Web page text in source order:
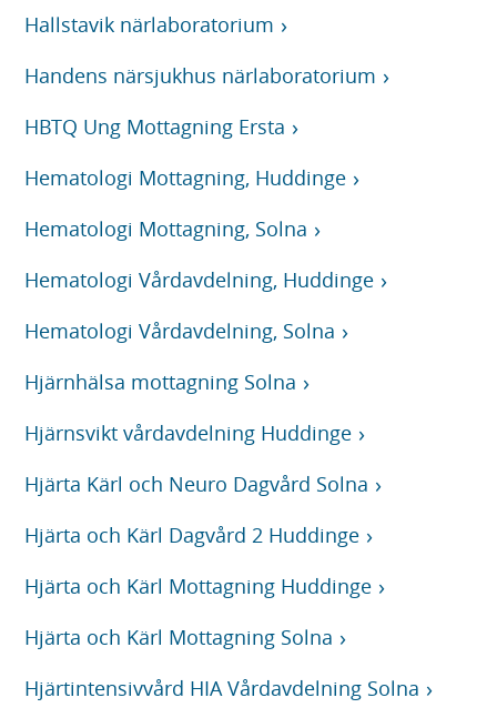
Hallstavik närlaboratorium
Handens närsjukhus närlaboratorium
HBTQ Ung Mottagning Ersta
Hematologi Mottagning, Huddinge
Hematologi Mottagning, Solna
Hematologi Vårdavdelning, Huddinge
Hematologi Vårdavdelning, Solna
Hjärnhälsa mottagning Solna
Hjärnsvikt vårdavdelning Huddinge
Hjärta Kärl och Neuro Dagvård Solna
Hjärta och Kärl Dagvård 2 Huddinge
Hjärta och Kärl Mottagning Huddinge
Hjärta och Kärl Mottagning Solna
Hjärtintensivvård HIA Vårdavdelning Solna